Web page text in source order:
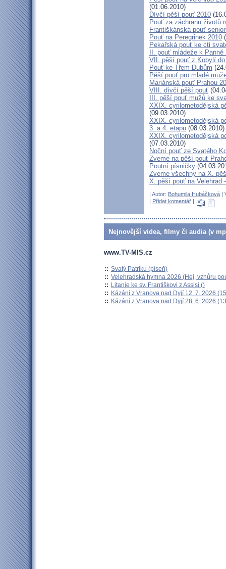
(01.06.2010)
Dívčí pěší pouť 2010
Pouť za záchranu životů
Františkánská pouť
Pouť na Peregrinek 2010
Pekařská pouť ke cti
II. pouť mládeže k Panně
VII. pěší pouť z Kobylí
Pouť ke Třem Dubům
Pěší pouť pro mladé
Mariánská pouť Prahou
VIII. dívčí pěší pouť
III. pěší pouť mužů ke
XXIX. cyrilometodějská
(09.03.2010)
XXIX. cyrilometodějská
3. a 4. etapu (08.03.2010)
XXIX. cyrilometodějská
(07.03.2010)
Noční pouť ze Svatého
Zveme na pěší pouť
Poutní písničky
Zveme všechny na X.
X. pěší pouť na Velehrad
| Autor: Bohumila Hubáčková |
| Přidat komentář |
Nejnovější videa, filmy či audia (v
www.TV-MIS.cz
:: Svatý Patriku (píseň)
:: Velehradská hymna 2026 (Hej, vzhůru
:: Litanie ke sv. Františkovi z Assisi ()
:: Kázání z Vranova nad Dyjí 12. 7. 2026
:: Kázání z Vranova nad Dyjí 28. 6. 2026